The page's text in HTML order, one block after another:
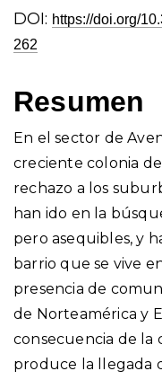
DOI: https://doi.org/
262
Resumen
En el sector de
creciente colonia
rechazo a los
han ido en la
pero asequibles, y
barrio que se vive
presencia de
de Norteamérica y
consecuencia de la
produce la llegada